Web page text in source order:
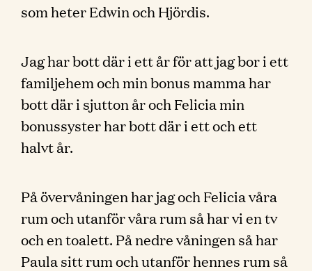
som heter Edwin och Hjördis.
Jag har bott där i ett år för att jag bor i ett
familjehem och min bonus mamma har
bott där i sjutton år och Felicia min
bonussyster har bott där i ett och ett
halvt år.
På övervåningen har jag och Felicia våra
rum och utanför våra rum så har vi en tv
och en toalett. På nedre våningen så har
Paula sitt rum och utanför hennes rum så